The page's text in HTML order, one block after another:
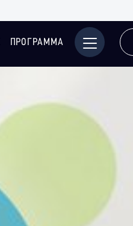
ΠΡΟΓΡΑΜΜΑ Μενού